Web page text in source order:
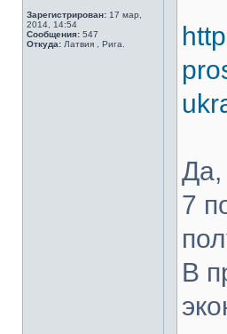
Зарегистрирован: 17 мар,
2014, 14:54
Сообщения: 547
Откуда: Латвия , Рига.
Да,
7
В